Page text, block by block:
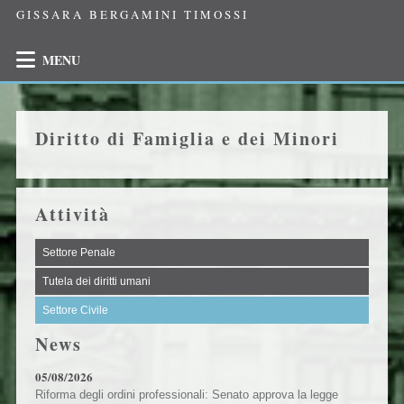
GISSARA BERGAMINI TIMOSSI
MENU
Diritto di Famiglia e dei Minori
Attività
Settore Penale
Tutela dei diritti umani
Settore Civile
News
05/08/2026
Riforma degli ordini professionali: Senato approva la legge